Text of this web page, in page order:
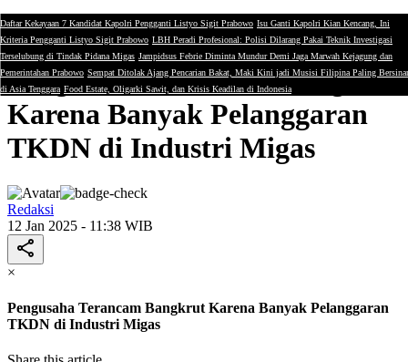
Daftar Kekayaan 7 Kandidat Kapolri Pengganti Listyo Sigit Prabowo Isu Ganti Kapolri Kian Kencang, Ini
Kriteria Pengganti Listyo Sigit Prabowo LBH Peradi Profesional: Polisi Dilarang Pakai Teknik Investigasi
Terselubung di Tindak Pidana Migas Jampidsus Febrie Diminta Mundur Demi Jaga Marwah Kejagung dan
Pemerintahan Prabowo Sempat Ditolak Ajang Pencarian Bakat, Maki Kini jadi Musisi Filipina Paling Bersinar
di Asia Tenggara Food Estate, Oligarki Sawit, dan Krisis Keadilan di Indonesia
Energi
Pengusaha Terancam Bangkrut
Karena Banyak Pelanggaran
TKDN di Industri Migas
Redaksi
12 Jan 2025 - 11:38 WIB
×
Pengusaha Terancam Bangkrut Karena Banyak Pelanggaran
TKDN di Industri Migas